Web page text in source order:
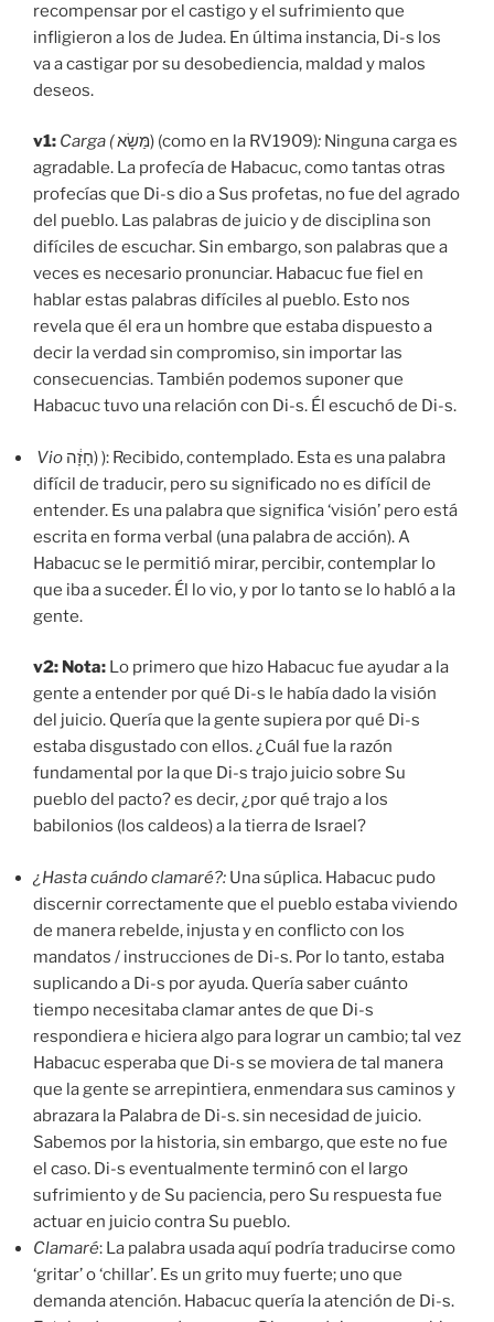
recompensar por el castigo y el sufrimiento que
infligieron a los de Judea. En última instancia, Di-s los
va a castigar por su desobediencia, maldad y malos
deseos.
v1: Carga ( מַּשָׂא) (como en la RV1909): Ninguna carga es
agradable. La profecía de Habacuc, como tantas otras
profecías que Di-s dio a Sus profetas, no fue del agrado
del pueblo. Las palabras de juicio y de disciplina son
difíciles de escuchar. Sin embargo, son palabras que a
veces es necesario pronunciar. Habacuc fue fiel en
hablar estas palabras difíciles al pueblo. Esto nos
revela que él era un hombre que estaba dispuesto a
decir la verdad sin compromiso, sin importar las
consecuencias. También podemos suponer que
Habacuc tuvo una relación con Di-s. Él escuchó de Di-s.
Vio חָזָ֔ה) ): Recibido, contemplado. Esta es una palabra
difícil de traducir, pero su significado no es difícil de
entender. Es una palabra que significa ‘visión’ pero está
escrita en forma verbal (una palabra de acción). A
Habacuc se le permitió mirar, percibir, contemplar lo
que iba a suceder. Él lo vio, y por lo tanto se lo habló a la
gente.
v2: Nota: Lo primero que hizo Habacuc fue ayudar a la
gente a entender por qué Di-s le había dado la visión
del juicio. Quería que la gente supiera por qué Di-s
estaba disgustado con ellos. ¿Cuál fue la razón
fundamental por la que Di-s trajo juicio sobre Su
pueblo del pacto? es decir, ¿por qué trajo a los
babilonios (los caldeos) a la tierra de Israel?
¿Hasta cuándo clamaré?: Una súplica. Habacuc pudo
discernir correctamente que el pueblo estaba viviendo
de manera rebelde, injusta y en conflicto con los
mandatos / instrucciones de Di-s. Por lo tanto, estaba
suplicando a Di-s por ayuda. Quería saber cuánto
tiempo necesitaba clamar antes de que Di-s
respondiera e hiciera algo para lograr un cambio; tal vez
Habacuc esperaba que Di-s se moviera de tal manera
que la gente se arrepintiera, enmendara sus caminos y
abrazara la Palabra de Di-s. sin necesidad de juicio.
Sabemos por la historia, sin embargo, que este no fue
el caso. Di-s eventualmente terminó con el largo
sufrimiento y de Su paciencia, pero Su respuesta fue
actuar en juicio contra Su pueblo.
Clamaré: La palabra usada aquí podría traducirse como
‘gritar’ o ‘chillar’. Es un grito muy fuerte; uno que
demanda atención. Habacuc quería la atención de Di-s.